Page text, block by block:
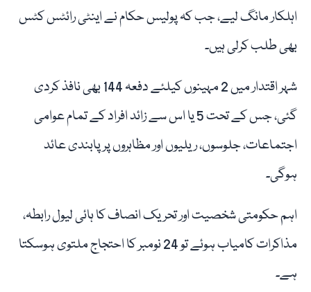
اہلکار مانگ لیے، جب کہ پولیس حکام نے اینٹی رائٹس کٹس
بھی طلب کرلی ہیں۔
شہر اقتدار میں 2 مہینوں کیلئے دفعہ 144 بھی نافذ کردی
گئی، جس کے تحت 5 یا اس سے زائد افراد کے تمام عوامی
اجتماعات، جلوسوں، ریلیوں اور مظاہروں پر پابندی عائد
ہوگی۔
اہم حکومتی شخصیت اور تحریک انصاف کا ہائی لیول رابطہ،
مذاکرات کامیاب ہوئے تو 24 نومبر کا احتجاج ملتوی ہوسکتا
ہے۔